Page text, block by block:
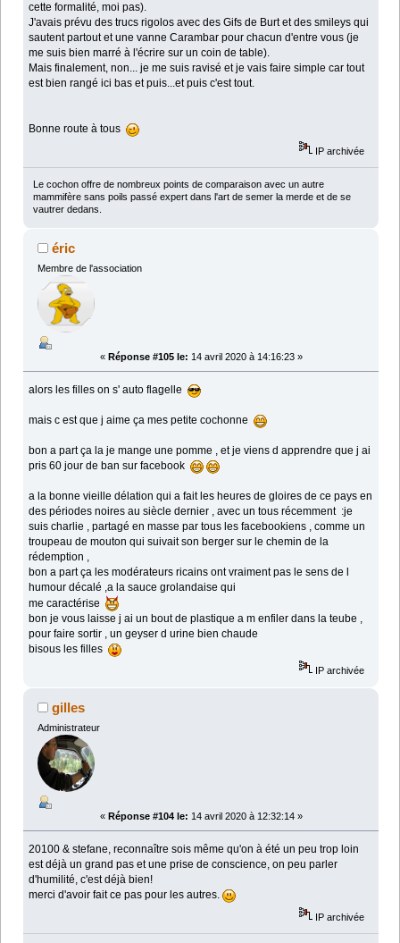
cette formalité, moi pas).
J'avais prévu des trucs rigolos avec des Gifs de Burt et des smileys qui
sautent partout et une vanne Carambar pour chacun d'entre vous (je
me suis bien marré à l'écrire sur un coin de table).
Mais finalement, non... je me suis ravisé et je vais faire simple car tout
est bien rangé ici bas et puis...et puis c'est tout.
Bonne route à tous
IP archivée
Le cochon offre de nombreux points de comparaison avec un autre
mammifère sans poils passé expert dans l'art de semer la merde et de se
vautrer dedans.
éric
Membre de l'association
« Réponse #105 le: 14 avril 2020 à 14:16:23 »
alors les filles on s' auto flagelle
mais c est que j aime ça mes petite cochonne
bon a part ça la je mange une pomme , et je viens d apprendre que j ai
pris 60 jour de ban sur facebook
a la bonne vieille délation qui a fait les heures de gloires de ce pays en
des périodes noires au siècle dernier , avec un tous récemment :je
suis charlie , partagé en masse par tous les facebookiens , comme un
troupeau de mouton qui suivait son berger sur le chemin de la
rédemption ,
bon a part ça les modérateurs ricains ont vraiment pas le sens de l
humour décalé ,a la sauce grolandaise qui
me caractérise
bon je vous laisse j ai un bout de plastique a m enfiler dans la teube ,
pour faire sortir , un geyser d urine bien chaude
bisous les filles
IP archivée
gilles
Administrateur
« Réponse #104 le: 14 avril 2020 à 12:32:14 »
20100 & stefane, reconnaître sois même qu'on à été un peu trop loin
est déjà un grand pas et une prise de conscience, on peu parler
d'humilité, c'est déjà bien!
merci d'avoir fait ce pas pour les autres.
IP archivée